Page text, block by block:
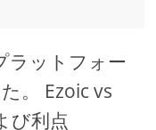
ラットフォー
。 Ezoic vs
び利点